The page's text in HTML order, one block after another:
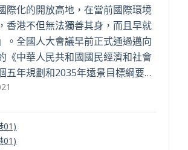
際化的開放高地，在當前國際環境
香港不但無法獨善其身，而且早就
。全國人大會議早前正式通過邁向
《中華人民共和國國民經濟和社會
五年規劃和2035年遠景目標綱要…
01)
01)